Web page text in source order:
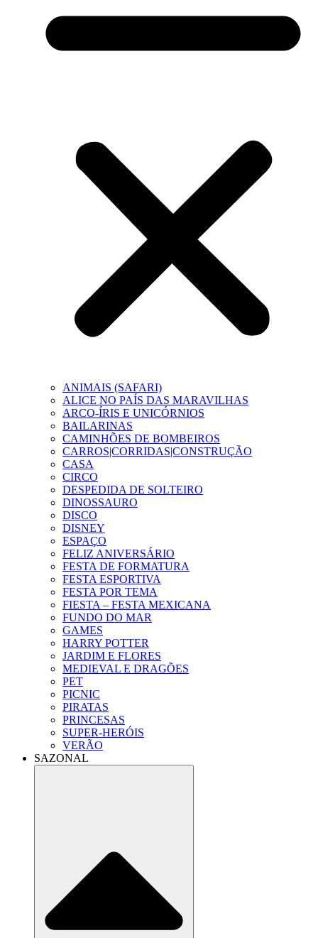
ANIMAIS (SAFARI)
ALICE NO PAÍS DAS MARAVILHAS
ARCO-ÍRIS E UNICÓRNIOS
BAILARINAS
CAMINHÕES DE BOMBEIROS
CARROS|CORRIDAS|CONSTRUÇÃO
CASA
CIRCO
DESPEDIDA DE SOLTEIRO
DINOSSAURO
DISCO
DISNEY
ESPAÇO
FELIZ ANIVERSÁRIO
FESTA DE FORMATURA
FESTA ESPORTIVA
FESTA POR TEMA
FIESTA – FESTA MEXICANA
FUNDO DO MAR
GAMES
HARRY POTTER
JARDIM E FLORES
MEDIEVAL E DRAGÕES
PET
PICNIC
PIRATAS
PRINCESAS
SUPER-HERÓIS
VERÃO
SAZONAL